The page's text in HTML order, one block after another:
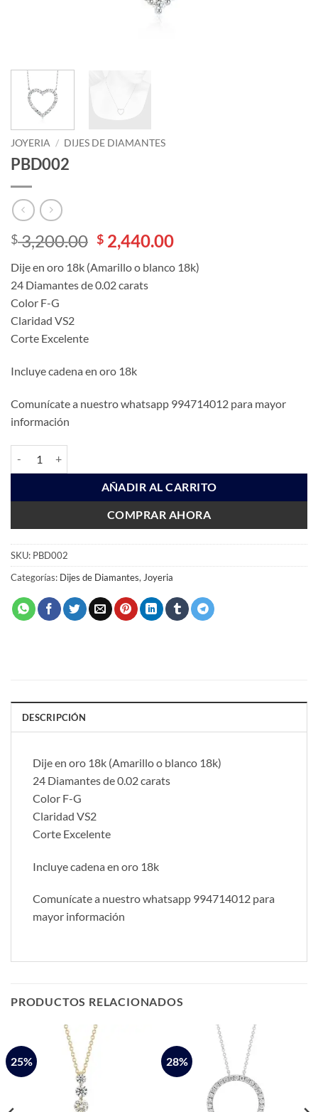
JOYERIA / DIJES DE DIAMANTES
PBD002
$3,200.00 El
precio
original
era:
$ 2,440.00El
precio
actual
Dije en oro 18k (Amarillo o blanco 18k)
24 Diamantes de 0.02 carats
Color F-G
Claridad VS2
Corte Excelente
Incluye cadena en oro 18k
Comunícate a nuestro whatsapp 994714012 para mayor
información
AÑADIR AL CARRITO
COMPRAR AHORA
SKU: PBD002
Categorías: Dijes de Diamantes, Joyeria
DESCRIPCIÓN
Dije en oro 18k (Amarillo o blanco 18k)
24 Diamantes de 0.02 carats
Color F-G
Claridad VS2
Corte Excelente
Incluye cadena en oro 18k
Comunícate a nuestro whatsapp 994714012 para
mayor información
PRODUCTOS RELACIONADOS
25% 28%